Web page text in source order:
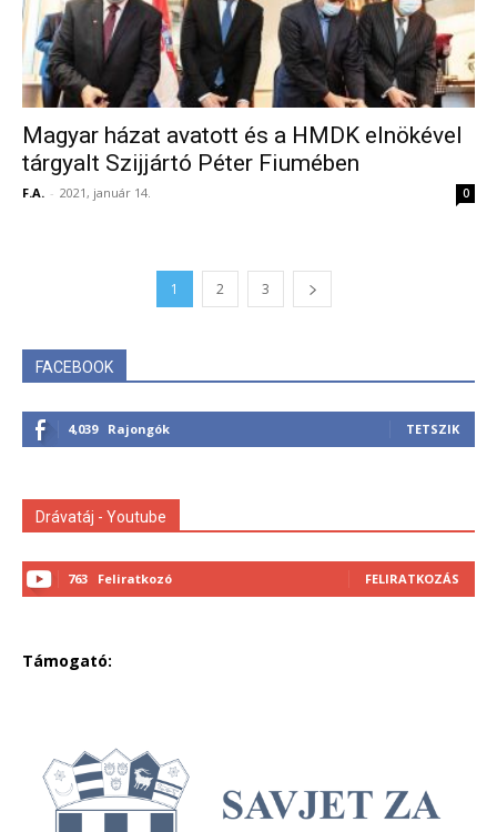
Magyar házat avatott és a HMDK elnökével
tárgyalt Szijjártó Péter Fiumében
F.A. - 2021, január 14. 0
1 2 3
FACEBOOK
4,039 Rajongók TETSZIK
Drávatáj - Youtube
763 Feliratkozó FELIRATKOZÁS
Támogató: